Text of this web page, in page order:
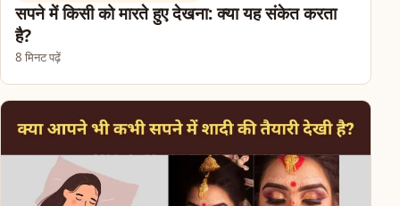
सपने में किसी को मारते हुए देखना: क्या यह संकेत करता
है?
8 मिनट पढ़ें